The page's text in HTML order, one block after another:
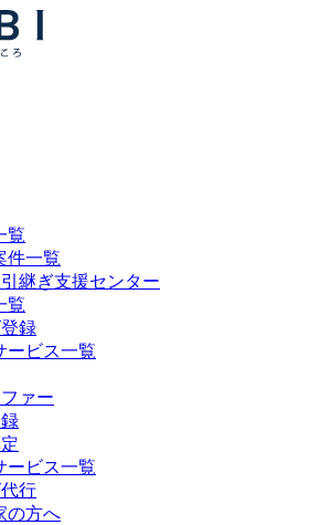
覧
件一覧
継ぎ支援センター
覧
録
ービス一覧
ァー
ービス一覧
行
の方へ